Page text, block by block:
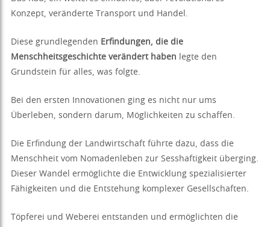
Konzept, veränderte Transport und Handel.
Diese grundlegenden Erfindungen, die die
Menschheitsgeschichte verändert haben legte den
Grundstein für alles, was folgte.
Bei den ersten Innovationen ging es nicht nur ums
Überleben, sondern darum, Möglichkeiten zu schaffen.
Die Erfindung der Landwirtschaft führte dazu, dass die
Menschheit vom Nomadenleben zur Sesshaftigkeit überging.
Dieser Wandel ermöglichte die Entwicklung spezialisierter
Fähigkeiten und die Entstehung komplexer Gesellschaften.
Töpferei und Weberei entstanden und ermöglichten die